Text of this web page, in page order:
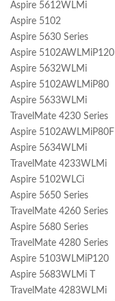
Aspire 5612WLMi
Aspire 5102
Aspire 5630 Series
Aspire 5102AWLMiP120
Aspire 5632WLMi
Aspire 5102AWLMiP80
Aspire 5633WLMi
TravelMate 4230 Series
Aspire 5102AWLMiP80F
Aspire 5634WLMi
TravelMate 4233WLMi
Aspire 5102WLCi
Aspire 5650 Series
TravelMate 4260 Series
Aspire 5680 Series
TravelMate 4280 Series
Aspire 5103WLMiP120
Aspire 5683WLMi T
TravelMate 4283WLMi